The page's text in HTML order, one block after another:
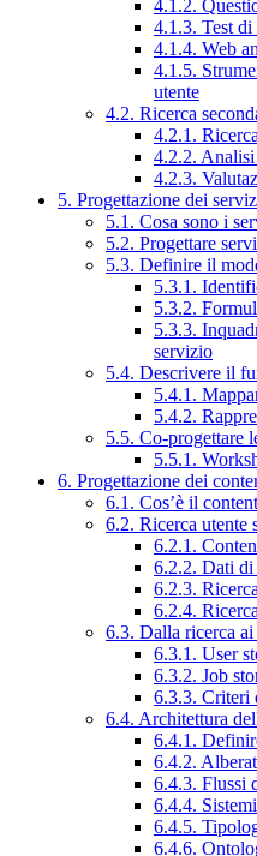
4.1.2.
4.1.3. Test di
4.1.4. Web
4.1.5.
utente
4.2. Ricerca
4.2.1.
4.2.2.
4.2.3.
5. Progettazione dei
5.1. Cosa sono i
5.2. Progettare
5.3. Definire il
5.3.1.
5.3.2.
5.3.3.
servizio
5.4. Descrivere il
5.4.1.
5.4.2.
5.5. Co-progettare
5.5.1.
6. Progettazione dei
6.1. Cos’è il
6.2. Ricerca utente
6.2.1.
6.2.2. Dati di
6.2.3.
6.2.4.
6.3. Dalla ricerca
6.3.1. User
6.3.2. Job
6.3.3. Criteri
6.4. Architettura
6.4.1.
6.4.2.
6.4.3. Flussi
6.4.4.
6.4.5.
6.4.6.